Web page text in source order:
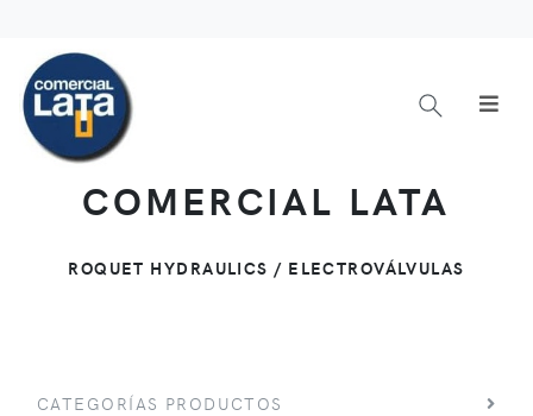
COMERCIAL LATA
ROQUET HYDRAULICS / ELECTROVÁLVULAS
CATEGORÍAS PRODUCTOS